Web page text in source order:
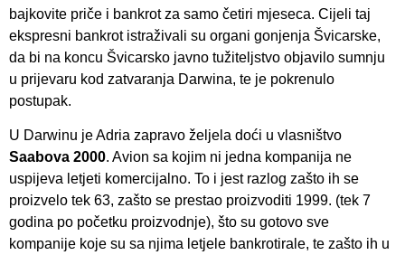
bajkovite priče i bankrot za samo četiri mjeseca. Cijeli taj
ekspresni bankrot istraživali su organi gonjenja Švicarske,
da bi na koncu Švicarsko javno tužiteljstvo objavilo sumnju
u prijevaru kod zatvaranja Darwina, te je pokrenulo
postupak.
U Darwinu je Adria zapravo željela doći u vlasništvo
Saabova 2000. Avion sa kojim ni jedna kompanija ne
uspijeva letjeti komercijalno. To i jest razlog zašto ih se
proizvelo tek 63, zašto se prestao proizvoditi 1999. (tek 7
godina po početku proizvodnje), što su gotovo sve
kompanije koje su sa njima letjele bankrotirale, te zašto ih u